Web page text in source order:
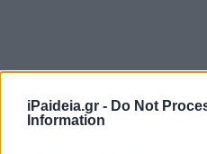
iPaideia.gr - Do Not
Information